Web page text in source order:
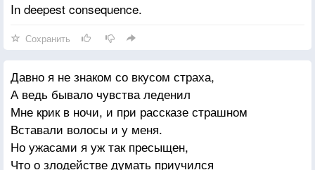
In deepest consequence.
Сохранить
Давно я не знаком со вкусом страха,
А ведь бывало чувства леденил
Мне крик в ночи, и при рассказе страшном
Вставали волосы и у меня.
Но ужасами я уж так пресыщен,
Что о злодействе думать приучился